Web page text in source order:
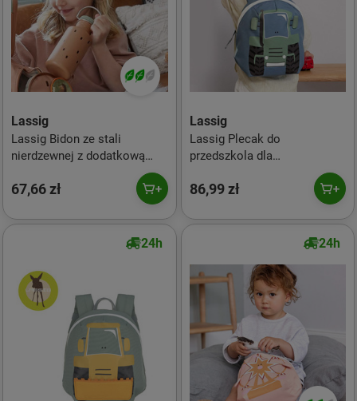
Lassig
Lassig Bidon ze stali
nierdzewnej z dodatkową
zakrętką z ustnikiem 500 ml
Happy Prints karmelowy
67,66 zł
Lassig
Lassig Plecak do
przedszkola dla
przedszkolaka Tiny Drivers
Traktor
86,99 zł
24h 24h